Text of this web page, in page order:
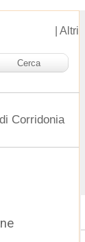
Altri
Corridonia